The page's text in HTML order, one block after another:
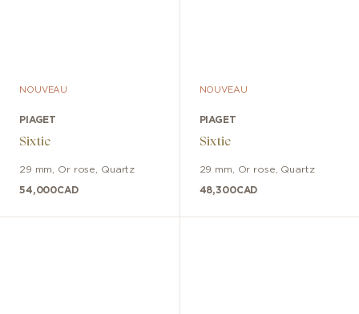
NOUVEAU
PIAGET
Sixtie
29 mm Or rose Quartz
54,000CAD
NOUVEAU
PIAGET
Sixtie
29 mm Or rose Quartz
48,300CAD